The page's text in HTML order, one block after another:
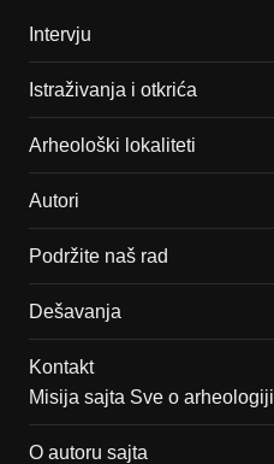
Intervju
Istraživanja i otkrića
Arheološki lokaliteti
Autori
Podržite naš rad
Dešavanja
Kontakt
Misija sajta Sve o arheologiji
O autoru sajta